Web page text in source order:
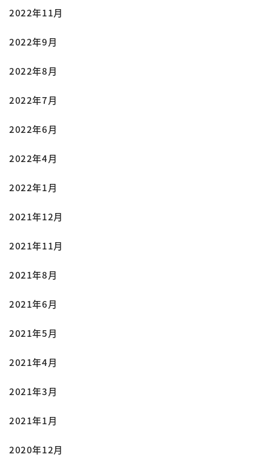
2022年11月
2022年9月
2022年8月
2022年7月
2022年6月
2022年4月
2022年1月
2021年12月
2021年11月
2021年8月
2021年6月
2021年5月
2021年4月
2021年3月
2021年1月
2020年12月